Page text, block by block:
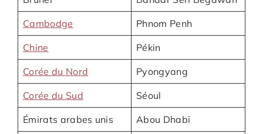
Cambodge Phnom Penh
Chine Pékin
Corée du Nord Pyongyang
Corée du Sud Séoul
Émirats arabes unis Abou Dhabi